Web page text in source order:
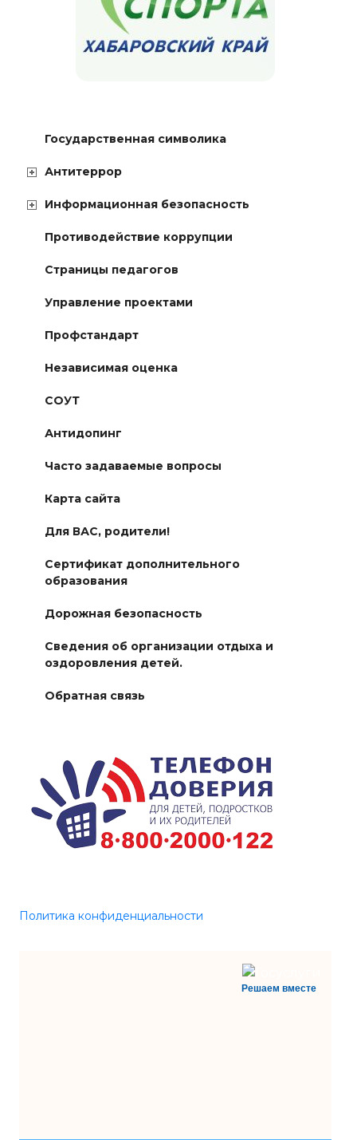
Государственная символика
Антитеррор
Информационная безопасность
Противодействие коррупции
Страницы педагогов
Управление проектами
Профстандарт
Независимая оценка
СОУТ
Антидопинг
Часто задаваемые вопросы
Карта сайта
Для ВАС, родители!
Сертификат дополнительного
образования
Дорожная безопасность
Сведения об организации отдыха и
оздоровления детей.
Обратная связь
Политика конфиденциальности
Решаем вместе